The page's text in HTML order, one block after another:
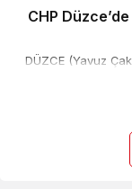
CHP
DÜZCE (Yavuz